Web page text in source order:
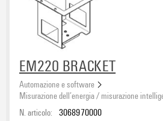
EM220 BRACKET
Automazione e software
Misurazione dell’energia / misurazione
N. articolo: 3068970000